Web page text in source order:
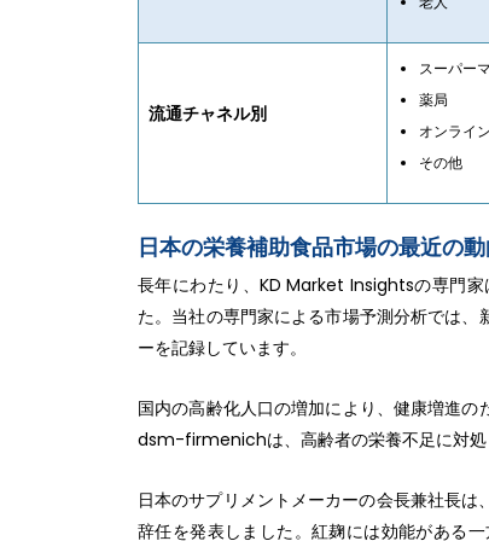
流通チャネル別
スーパー
薬局
オンライン
その他
日本の栄養補助食品市場の最近の
長年にわたり、KD Market Insightsの専門
た。当社の専門家による市場予測分析では
ーを記録しています。
国内の高齢化人口の増加により、健康増進の
dsm-firmenichは、高齢者の栄養不足に対処
日本のサプリメントメーカーの会長兼社長
辞任を発表しました。紅麹には効能がある